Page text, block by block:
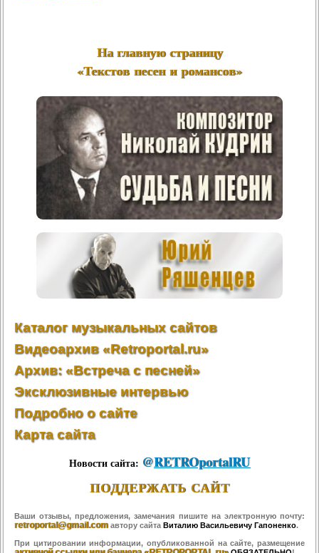
На главную страницу
«Текстов песен и романсов»
Каталог музыкальных сайтов
Видеоархив «Retroportal.ru»
Архив: «Встреча с песней»
Эксклюзивные интервью
Подробно о сайте
Карта сайта
Новости сайта: @RETROportalRU
ПОДДЕРЖАТЬ САЙТ
Ваши отзывы, предложения, замечания пишите на электронную почту:
retroportal@gmail.com автору сайта Виталию Васильевичу Гапоненко.
При цитировании информации, опубликованной на сайте, размещение